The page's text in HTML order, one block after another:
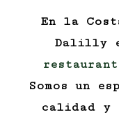
En la
Dalilly
Somos un
calidad y